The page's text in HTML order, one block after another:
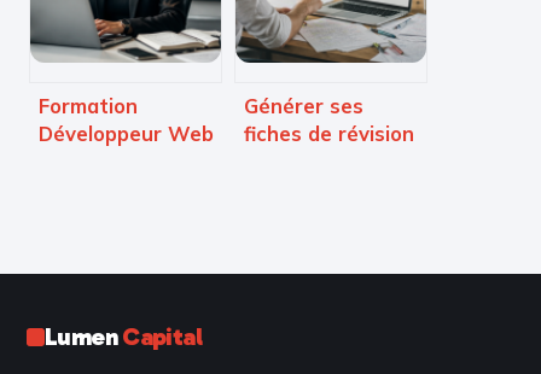
Formation
Développeur Web
mentorat hybride
Générer ses
fiches de révision
LumenCapital